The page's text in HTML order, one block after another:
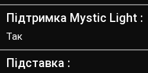
Підтримка Mystic Light
Так
Підставка